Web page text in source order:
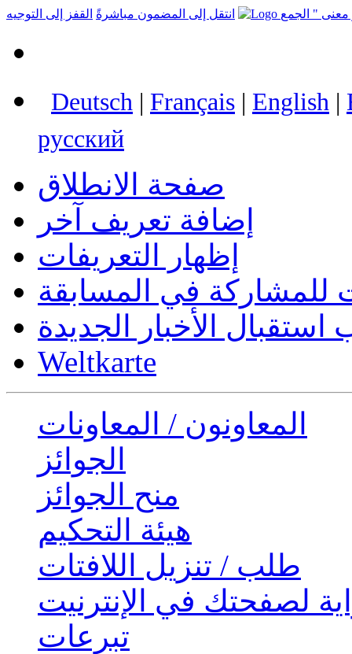
انتقل إلى المضمون مباشرةً القفز إلى التوجيه
Deutsch | Français | English |
русский
صفحة الانطلاق
إضافة تعريف آخر
إظهار التعريفات
للمشاركة في المسابقة
الأخبار الجديدة
Weltkarte
المعاونون / المعاونات
الجوائز
منح الجوائز
هيئة التحكيم
طلب / تنزيل اللافتات
لصفحتك في الإنترنيت
تبرعات